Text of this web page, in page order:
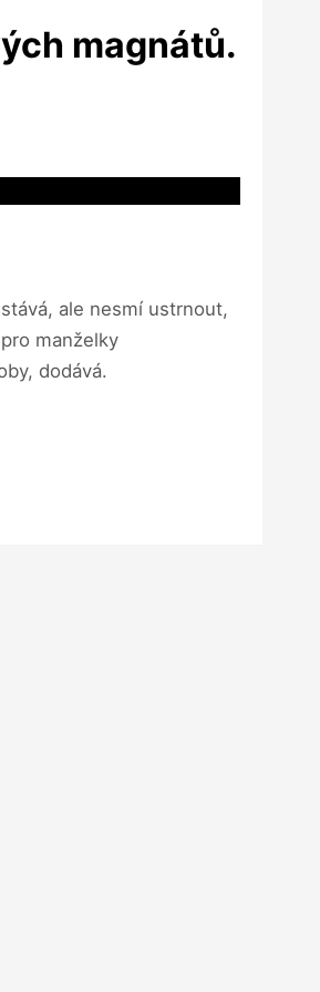
magnátů.
ale nesmí ustrnout,
manželky
dodává.